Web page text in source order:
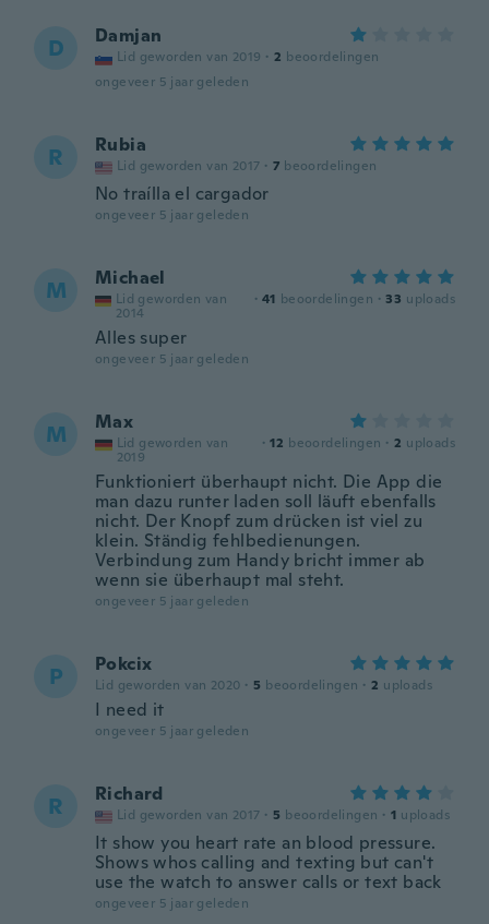
D Damjan
Lid geworden van 2019 · 2 beoordelingen
ongeveer 5 jaar geleden
R Rubia
Lid geworden van 2017 · 7 beoordelingen
No traílla el cargador
ongeveer 5 jaar geleden
M Michael
Lid geworden van
2014
· 41 beoordelingen · 33 uploads
Alles super
ongeveer 5 jaar geleden
M Max
Lid geworden van
2019
· 12 beoordelingen · 2 uploads
Funktioniert überhaupt nicht. Die App die
man dazu runter laden soll läuft ebenfalls
nicht. Der Knopf zum drücken ist viel zu
klein. Ständig fehlbedienungen.
Verbindung zum Handy bricht immer ab
wenn sie überhaupt mal steht.
ongeveer 5 jaar geleden
P Pokcix
Lid geworden van 2020 · 5 beoordelingen · 2 uploads
I need it
ongeveer 5 jaar geleden
R Richard
Lid geworden van 2017 · 5 beoordelingen · 1 uploads
It show you heart rate an blood pressure.
Shows whos calling and texting but can't
use the watch to answer calls or text back
ongeveer 5 jaar geleden